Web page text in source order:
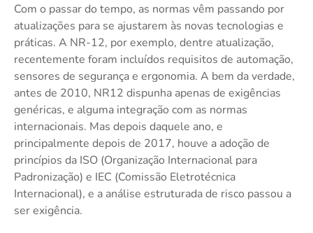
Com o passar do tempo, as normas vêm passando por
atualizações para se ajustarem às novas tecnologias e
práticas. A NR-12, por exemplo, dentre atualização,
recentemente foram incluídos requisitos de automação,
sensores de segurança e ergonomia. A bem da verdade,
antes de 2010, NR12 dispunha apenas de exigências
genéricas, e alguma integração com as normas
internacionais. Mas depois daquele ano, e
principalmente depois de 2017, houve a adoção de
princípios da ISO (Organização Internacional para
Padronização) e IEC (Comissão Eletrotécnica
Internacional), e a análise estruturada de risco passou a
ser exigência.